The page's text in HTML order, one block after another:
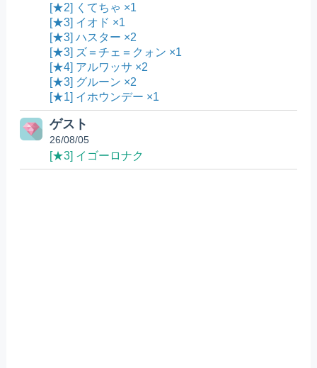
[★2] くてちゃ ×1
[★3] イオド ×1
[★3] ハスター ×2
[★3] ズ＝チェ＝クォン ×1
[★4] アルワッサ ×2
[★3] グルーン ×2
[★1] イホウンデー ×1
ゲスト
26/08/05
[★3] イゴーロナク